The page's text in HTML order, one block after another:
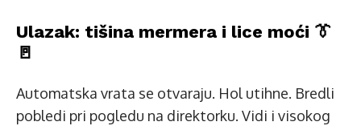
Ulazak: tišina mermera i lice moći 👔
🚪
Automatska vrata se otvaraju. Hol utihne. Bredli
pobledi pri pogledu na direktorku. Vidi i visokog